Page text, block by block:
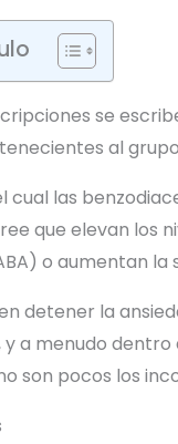
se
al
cual las
que elevan los
o aumentan la
detener la
a menudo dentro
son pocos los